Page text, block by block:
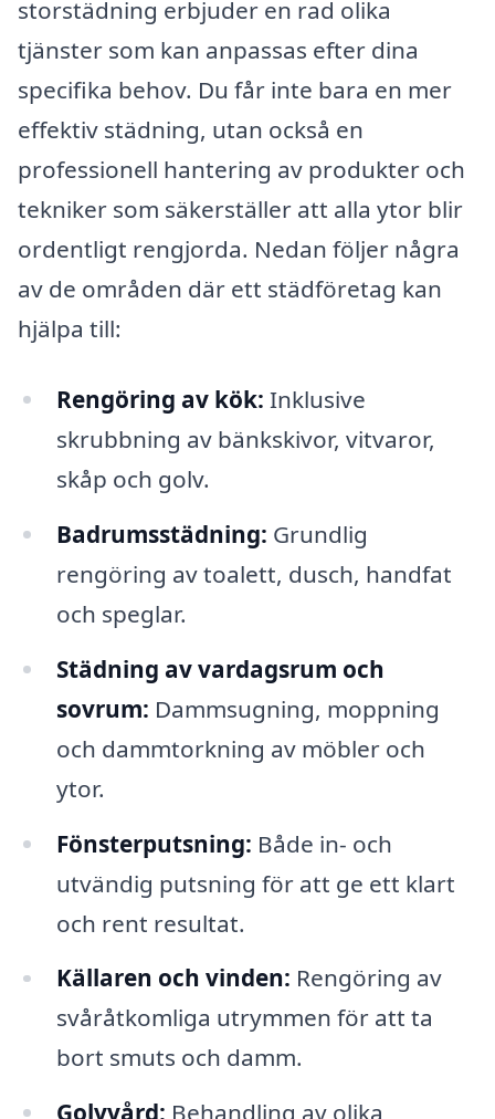
storstädning erbjuder en rad olika
tjänster som kan anpassas efter dina
specifika behov. Du får inte bara en mer
effektiv städning, utan också en
professionell hantering av produkter och
tekniker som säkerställer att alla ytor blir
ordentligt rengjorda. Nedan följer några
av de områden där ett städföretag kan
hjälpa till:
Rengöring av kök: Inklusive
skrubbning av bänkskivor, vitvaror,
skåp och golv.
Badrumsstädning: Grundlig
rengöring av toalett, dusch, handfat
och speglar.
Städning av vardagsrum och
sovrum: Dammsugning, moppning
och dammtorkning av möbler och
ytor.
Fönsterputsning: Både in- och
utvändig putsning för att ge ett klart
och rent resultat.
Källaren och vinden: Rengöring av
svåråtkomliga utrymmen för att ta
bort smuts och damm.
Golvvård: Behandling av olika